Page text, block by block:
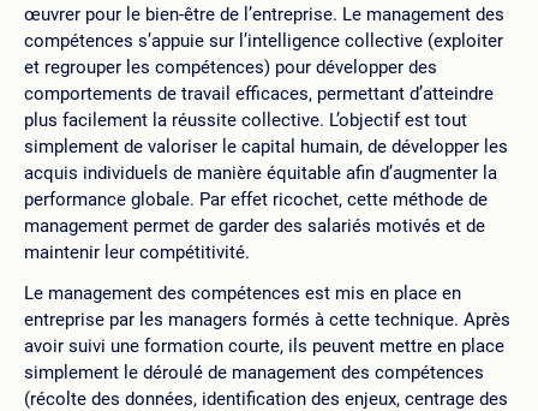
œuvrer pour le bien-être de l’entreprise. Le management des
compétences s’appuie sur l’intelligence collective (exploiter
et regrouper les compétences) pour développer des
comportements de travail efficaces, permettant d’atteindre
plus facilement la réussite collective. L’objectif est tout
simplement de valoriser le capital humain, de développer les
acquis individuels de manière équitable afin d’augmenter la
performance globale. Par effet ricochet, cette méthode de
management permet de garder des salariés motivés et de
maintenir leur compétitivité.
Le management des compétences est mis en place en
entreprise par les managers formés à cette technique. Après
avoir suivi une formation courte, ils peuvent mettre en place
simplement le déroulé de management des compétences
(récolte des données, identification des enjeux, centrage des